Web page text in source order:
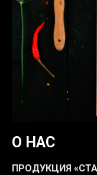
О НАС
ПРОДУКЦИЯ